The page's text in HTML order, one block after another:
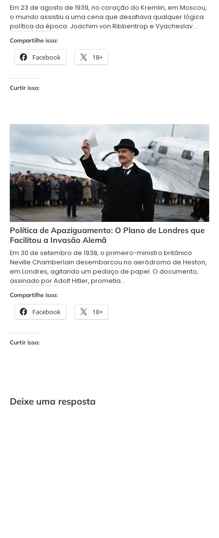
Em 23 de agosto de 1939, no coração do Kremlin, em Moscou,
o mundo assistiu a uma cena que desafiava qualquer lógica
política da época. Joachim von Ribbentrop e Vyacheslav…
Compartilhe isso:
Facebook 18+
Curtir isso:
Política de Apaziguamento: O Plano de Londres que
Facilitou a Invasão Alemã
Em 30 de setembro de 1938, o primeiro-ministro britânico
Neville Chamberlain desembarcou no aeródromo de Heston,
em Londres, agitando um pedaço de papel. O documento,
assinado por Adolf Hitler, prometia…
Compartilhe isso:
Facebook 18+
Curtir isso:
Deixe uma resposta